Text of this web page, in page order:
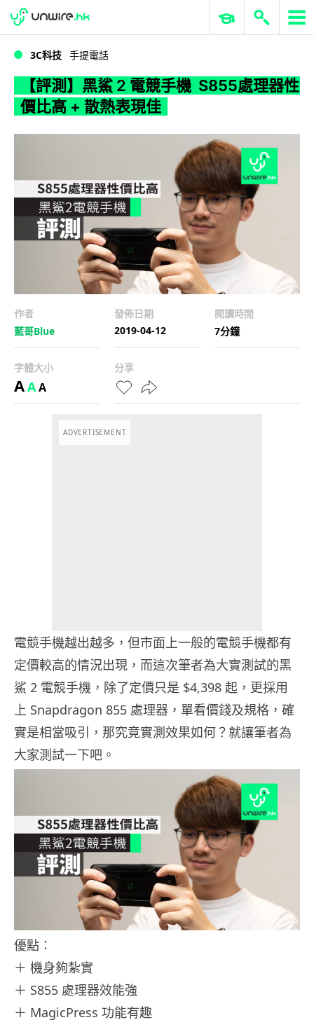
WWDC 2026 ERP 與商業 AI
3C科技 手提電話
【評測】黑鯊 2 電競手機 S855處理器性
價比高 + 散熱表現佳
作者
藍哥Blue
發佈日期
2019-04-12
閱讀時間
7分鐘
字體大小
AAA
分享
ADVERTISEMENT
電競手機越出越多，但市面上一般的電競手機都有
定價較高的情況出現，而這次筆者為大實測試的黑
鯊 2 電競手機，除了定價只是 $4,398 起，更採用
上 Snapdragon 855 處理器，單看價錢及規格，確
實是相當吸引，那究竟實測效果如何？就讓筆者為
大家測試一下吧。
優點：
＋ 機身夠紮實
＋ S855 處理器效能強
＋ MagicPress 功能有趣